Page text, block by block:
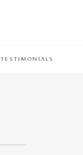
TESTIMONIALS